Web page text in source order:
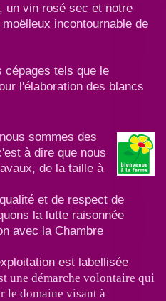
un vin rosé sec et notre
incontournable de
cépages tels que le
l'élaboration des blancs
sommes des
à dire que nous
de la taille à
et de respect de
la lutte raisonnée
avec la Chambre
est labellisée
une démarche volontaire qui
le domaine visant à